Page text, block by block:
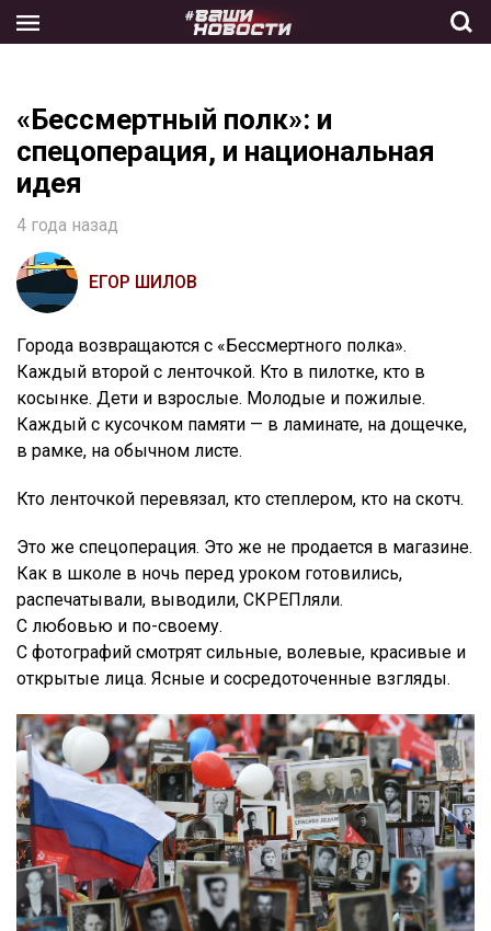
the
«Бессмертный полк»: и
спецоперация, и национальная
идея
4 года назад
ЕГОР ШИЛОВ
Города возвращаются с «Бессмертного полка».
Каждый второй с ленточкой. Кто в пилотке, кто в
косынке. Дети и взрослые. Молодые и пожилые.
Каждый с кусочком памяти — в ламинате, на дощечке,
в рамке, на обычном листе.
Кто ленточкой перевязал, кто степлером, кто на скотч.
Это же спецоперация. Это же не продается в магазине.
Как в школе в ночь перед уроком готовились,
распечатывали, выводили, СКРЕПляли.
С любовью и по-своему.
С фотографий смотрят сильные, волевые, красивые и
открытые лица. Ясные и сосредоточенные взгляды.